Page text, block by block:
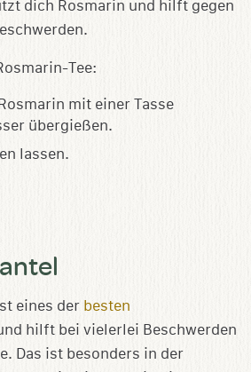
dich Rosmarin und hilft gegen
Tee:
mit einer Tasse
übergießen.
lassen.
eines der besten
hilft bei vielerlei Beschwerden
Das ist besonders in der